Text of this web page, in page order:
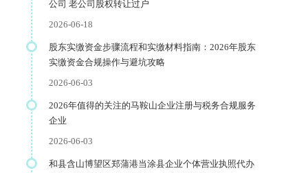
公司 老公司股权转让过户
2026-06-18
股东实缴资金步骤流程和实缴材料指南：2026年股东
实缴资金合规操作与避坑攻略
2026-06-03
2026年值得的关注的马鞍山企业注册与税务合规服务
企业
2026-06-03
和县含山博望区郑蒲港当涂县企业个体营业执照代办